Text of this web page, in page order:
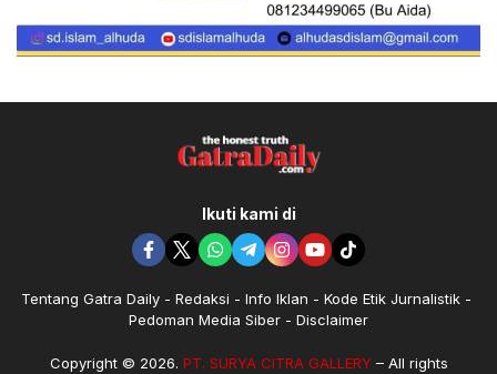
Ikuti kami di
Tentang Gatra Daily Redaksi Info Iklan
Kode Etik Jurnalistik
Pedoman Media Siber
Disclaimer
Copyright © 2026. PT. SURYA CITRA GALLERY– All rights